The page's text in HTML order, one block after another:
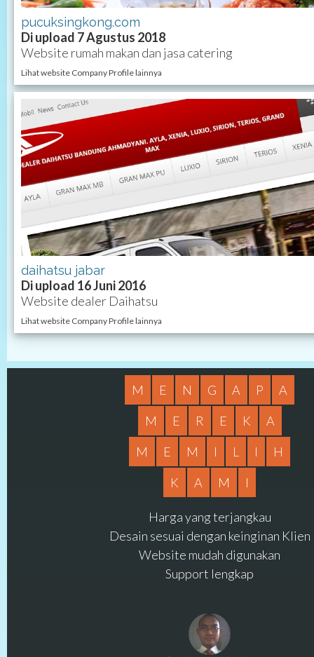
pucuksingkong.com
Di upload 7 Agustus 2018
Website rumah makan dan jasa catering
Lihat website Company Profile lainnya
daihatsu jabar
Di upload 16 Juni 2016
Website dealer Daihatsu
Lihat website Company Profile lainnya
M E N G A P
A
M
E R E K
A
M
E M I L I
H
K
A M I
Harga yang terjangkau
Desain sesuai dengan keinginan Klien
Website mudah digunakan
Support lengkap